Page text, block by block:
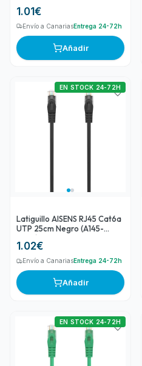
1.01€
Envío a CanariasEntrega 24-72h
Añadir
Latiguillo AISENS RJ45 Cat6a
UTP 25cm Negro (A145-
0584)
1.02€
EN STOCK 24-72H
Envío a CanariasEntrega 24-72h
Añadir
EN STOCK 24-72H